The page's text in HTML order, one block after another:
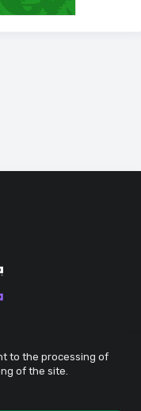
to the processing of
of the site.